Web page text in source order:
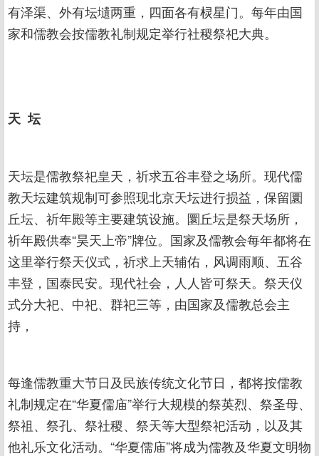
有泽渠、外有坛壝两重，四面各有棂星门。每年由国
家和儒教会按儒教礼制规定举行社稷祭祀大典。
天 坛
天坛是儒教祭祀皇天，祈求五谷丰登之场所。现代儒
教天坛建筑规制可参照现北京天坛进行损益，保留圜
丘坛、祈年殿等主要建筑设施。圜丘坛是祭天场所，
祈年殿供奉“昊天上帝”牌位。国家及儒教会每年都将在
这里举行祭天仪式，祈求上天辅佑，风调雨顺、五谷
丰登，国泰民安。现代社会，人人皆可祭天。祭天仪
式分大祀、中祀、群祀三等，由国家及儒教总会主
持，
每逢儒教重大节日及民族传统文化节日，都将按儒教
礼制规定在“华夏儒庙”举行大规模的祭英烈、祭圣母、
祭祖、祭孔、祭社稷、祭天等大型祭祀活动，以及其
他礼乐文化活动。“华夏儒庙”将成为儒教及华夏文明物